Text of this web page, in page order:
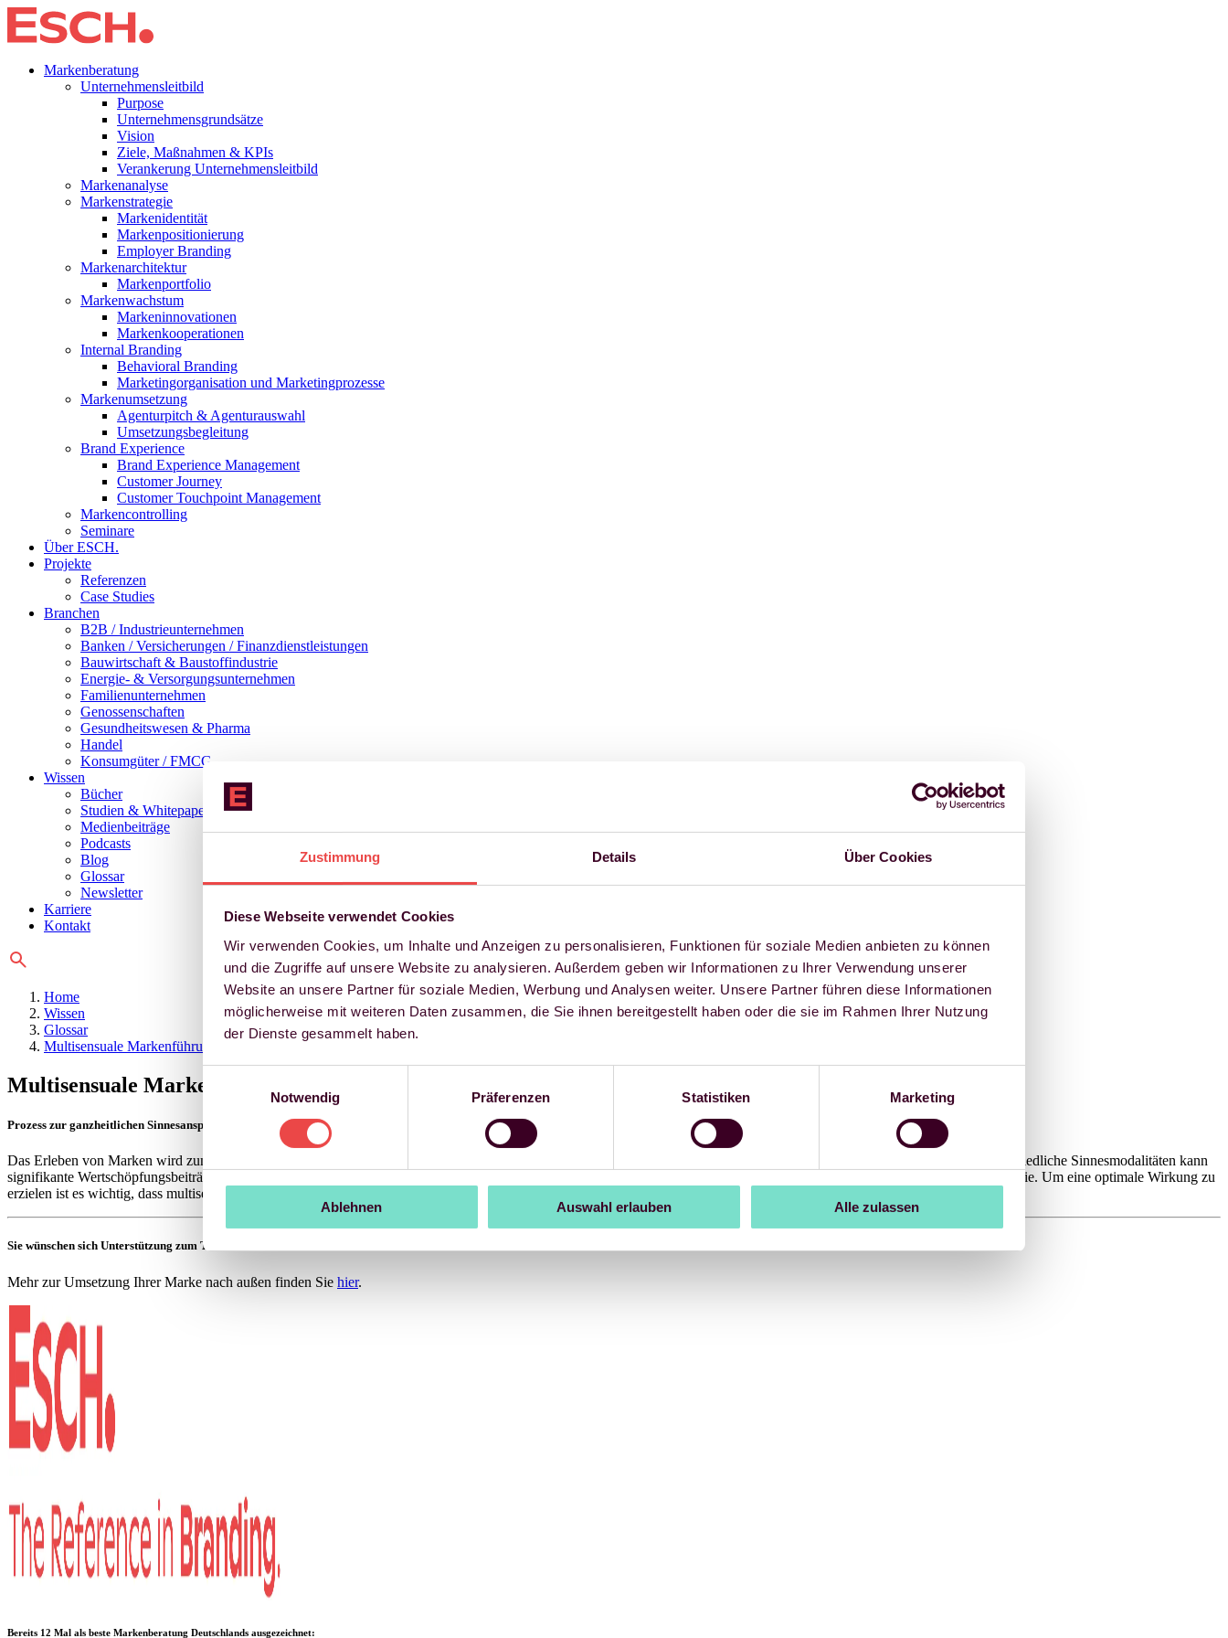
Zustimmung Details Über Cookies
Diese Webseite verwendet Cookies
Wir verwenden Cookies, um Inhalte und Anzeigen zu personalisieren, Funktionen für soziale Medien anbieten zu können
und die Zugriffe auf unsere Website zu analysieren. Außerdem geben wir Informationen zu Ihrer Verwendung unserer
Website an unsere Partner für soziale Medien, Werbung und Analysen weiter. Unsere Partner führen diese Informationen
möglicherweise mit weiteren Daten zusammen, die Sie ihnen bereitgestellt haben oder die sie im Rahmen Ihrer Nutzung
der Dienste gesammelt haben.
Notwendig
Präferenzen Statistiken Marketing
Ablehnen Auswahl erlauben Alle zulassen
Markenberatung
Unternehmensleitbild
Purpose
Unternehmensgrundsätze
Vision
Ziele, Maßnahmen & KPIs
Verankerung Unternehmensleitbild
Markenanalyse
Markenstrategie
Markenidentität
Markenpositionierung
Employer Branding
Markenarchitektur
Markenportfolio
Markenwachstum
Markeninnovationen
Markenkooperationen
Internal Branding
Behavioral Branding
Marketingorganisation und Marketingprozesse
Markenumsetzung
Agenturpitch & Agenturauswahl
Umsetzungsbegleitung
Brand Experience
Brand Experience Management
Customer Journey
Customer Touchpoint Management
Markencontrolling
Seminare
Über ESCH.
Projekte
Referenzen
Case Studies
Branchen
B2B / Industrieunternehmen
Banken / Versicherungen / Finanzdienstleistungen
Bauwirtschaft & Baustoffindustrie
Energie- & Versorgungsunternehmen
Familienunternehmen
Genossenschaften
Gesundheitswesen & Pharma
Handel
Konsumgüter / FMCG
Wissen
Bücher
Studien & Whitepaper
Medienbeiträge
Podcasts
Blog
Glossar
Newsletter
Karriere
Kontakt
Home
Wissen
Glossar
Multisensuale Markenführung
Multisensuale Markenführung
Prozess zur ganzheitlichen Sinnesansprache in der Markenkommunikation
Das Erleben von Marken wird zunehmend wichtiger und betrifft nicht länger nur die Gestaltung der Produkte einer Marke. Das Erfahren und Erleben einer Marke über unterschiedliche Sinnesmodalitäten kann
signifikante Wertschöpfungsbeiträge leisten. Dabei schwankt die Wichtigkeit der fünf Sinnesmodalitäten Sehen, Hören, Riechen, Schmecken und Fühlen je nach Produktkategorie. Um eine optimale Wirkung zu
erzielen ist es wichtig, dass multisensuale Reize zueinander passen und so ihre Wirkung gegenseitig verstärken können.
Sie wünschen sich Unterstützung zum Thema?
Mehr zur Umsetzung Ihrer Marke nach außen finden Sie hier.
Bereits 12 Mal als beste Markenberatung Deutschlands ausgezeichnet: